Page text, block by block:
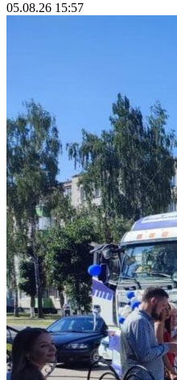
05.08.26 15:57